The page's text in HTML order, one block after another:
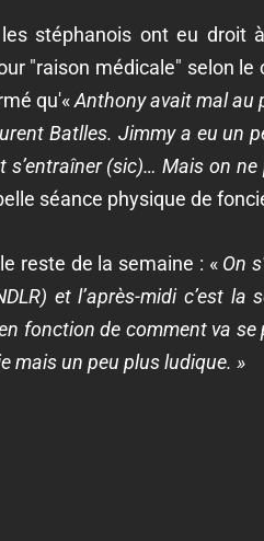
stéphanois ont eu droit
"raison médicale" selon
qu'«Anthony avait mal au
Batlles. Jimmy a eu
s’entraîner (sic)… Mais on
séance physique de
reste de la semaine : « On
et l’après-midi c’est
fonction de comment va
mais un peu plus ludique. »